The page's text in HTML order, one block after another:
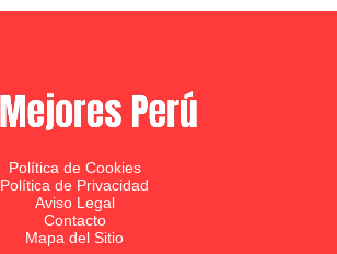
Política de Cookies
Política de Privacidad
Aviso Legal
Contacto
Mapa del Sitio